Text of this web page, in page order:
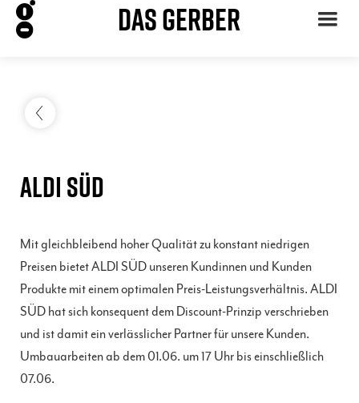
DAS GERBER
ALDI SÜD
Mit gleichbleibend hoher Qualität zu konstant niedrigen
Preisen bietet ALDI SÜD unseren Kundinnen und Kunden
Produkte mit einem optimalen Preis-Leistungsverhältnis. ALDI
SÜD hat sich konsequent dem Discount-Prinzip verschrieben
und ist damit ein verlässlicher Partner für unsere Kunden.
Umbauarbeiten ab dem 01.06. um 17 Uhr bis einschließlich
07.06.